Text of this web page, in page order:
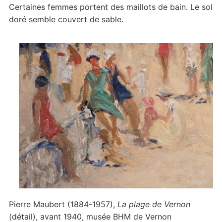
Certaines femmes portent des maillots de bain. Le sol
doré semble couvert de sable.
Pierre Maubert (1884-1957), La plage de Vernon
(détail), avant 1940, musée BHM de Vernon